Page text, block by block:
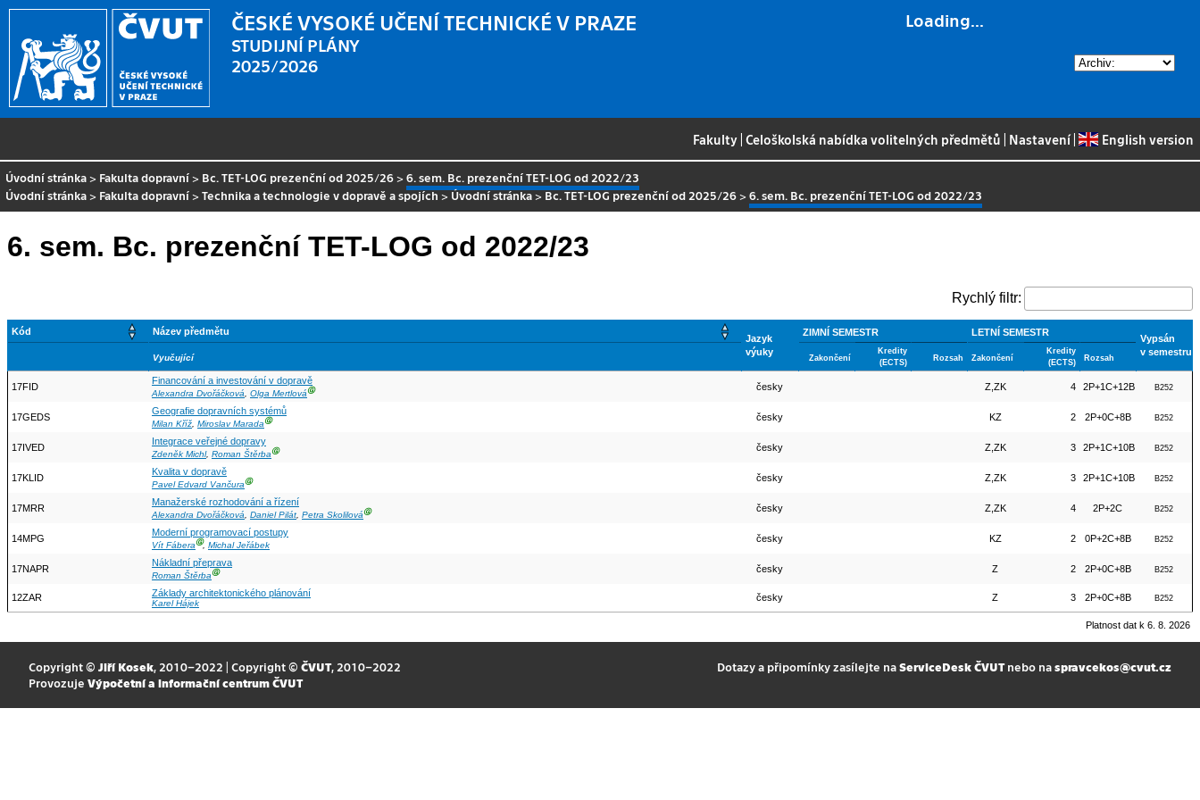
Loading...
ČESKÉ VYSOKÉ UČENÍ TECHNICKÉ V PRAZE
STUDIJNÍ PLÁNY
2025/2026
Fakulty |Celoškolská nabídka volitelných předmětů Nastavení| English version
Úvodní stránka > Fakulta dopravní > Bc. TET-LOG prezenční od 2025/26 >6. sem. Bc. prezenční TET-LOG od 2022/23
Úvodní stránka > Fakulta dopravní >Technika a technologie v dopravě a spojích>Úvodní stránka>Bc. TET-LOG prezenční od 2025/26 >6. sem. Bc. prezenční TET-LOG od 2022/23
6. sem. Bc. prezenční TET-LOG od 2022/23
Rychlý filtr:
Kód Název předmětu
Jazyk
výuky
ZIMNÍ SEMESTR LETNÍ SEMESTR
Vypsán
v semestru
Vyučující Zakončení
Kredity
(ECTS)
Rozsah Zakončení
Kredity
(ECTS)
Rozsah
17FID
Financování a investování v dopravě
Alexandra Dvořáčková, Olga MertlováⒼ česky Z,ZK 4 2P+1C+12B B252
17GEDS
Geografie dopravních systémů
Milan Kříž, Miroslav MaradaⒼ česky KZ 2 2P+0C+8B B252
17IVED
Integrace veřejné dopravy
Zdeněk Michl, Roman ŠtěrbaⒼ česky Z,ZK 3 2P+1C+10B B252
17KLID
Kvalita v dopravě
Pavel Edvard VančuraⒼ česky Z,ZK 3 2P+1C+10B B252
17MRR
Manažerské rozhodování a řízení
Alexandra Dvořáčková, Daniel Pilát, Petra SkolilováⒼ česky Z,ZK 4 2P+2C B252
14MPG
Moderní programovací postupy
Vít FáberaⒼ, Michal Jeřábek
česky KZ 2 0P+2C+8B B252
17NAPR
Nákladní přeprava
Roman ŠtěrbaⒼ česky Z 2 2P+0C+8B B252
12ZAR Základy architektonického plánování
Karel Hájek
česky Z 3 2P+0C+8B B252
Platnost dat k 6. 8. 2026
Copyright © Jiří Kosek, 2010–2022 | Copyright © ČVUT, 2010–2022
Provozuje Výpočetní a informační centrum ČVUT
Dotazy a připomínky zasílejte naServiceDesk ČVUTnebo naspravcekos@cvut.cz